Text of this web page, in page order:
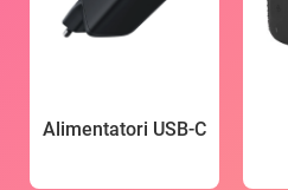
Alimentatori USB-C